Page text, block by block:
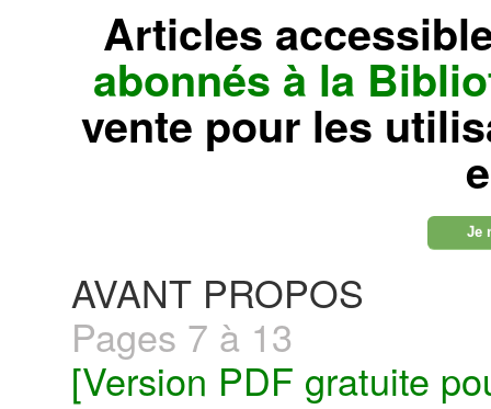
Articles
abonnés à la
vente pour les
Je
AVANT PROPOS
Pages 7 à 13
[Version PDF gratuite